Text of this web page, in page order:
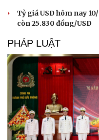
Tỷ giá USD hôm nay
còn 25.830 đồng/USD
PHÁP LUẬT